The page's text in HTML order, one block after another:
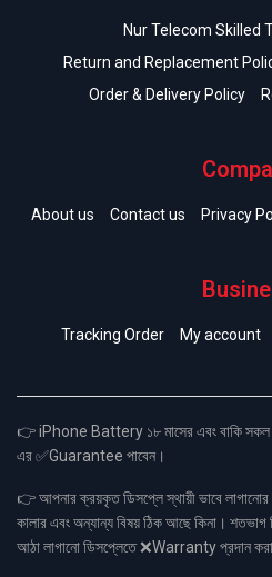
Nur Telecom Skilled
Return and Replacement
Order & Delivery Policy
About us Contact us Privacy
Tracking Order My account
👉 iPhone Battery ১৮ মাসের এবং বাকি
এর ✅Guarantee পাবেন।
👉 আপনার ক্রয়কৃত ডিসপ্লে স্থায়ী ভাবে লাগানোর
কালার এবং অন্যান্য বিষয় ঠিক আছে কিনা। শতভাগ
আঠা লাগানো ডিসপ্লেতে ❌Warranty প্রদান করা